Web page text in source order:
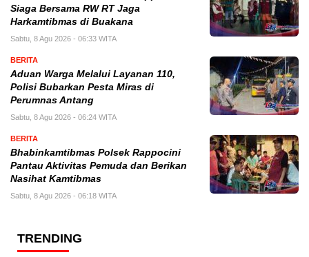
Siaga Bersama RW RT Jaga
Harkamtibmas di Buakana
Sabtu, 8 Agu 2026 - 06:33 WITA
BERITA
Aduan Warga Melalui Layanan 110,
Polisi Bubarkan Pesta Miras di
Perumnas Antang
Sabtu, 8 Agu 2026 - 06:24 WITA
BERITA
Bhabinkamtibmas Polsek Rappocini
Pantau Aktivitas Pemuda dan Berikan
Nasihat Kamtibmas
Sabtu, 8 Agu 2026 - 06:18 WITA
TRENDING